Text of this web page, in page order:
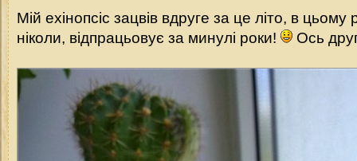
Мій ехінопсіс зацвів вдруге за це літо, в цьому
ніколи, відпрацьовує за минулі роки!
Ось